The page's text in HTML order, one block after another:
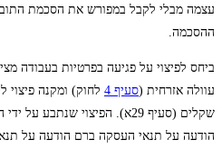
עצמה מבלי לקבל במפורש את הסכמת
ההסכמה.
ביחס לפיצוי על פגיעה בפרטיות בעבודה
עוולה אזרחית (סעיף 4
שקלים (סעיף 29א). הפיצוי
הודעה על תנאי העסקה ברם הודעה על